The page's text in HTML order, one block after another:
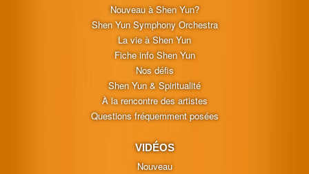
Nouveau à Shen Yun?
Shen Yun Symphony Orchestra
La vie à Shen Yun
Fiche info Shen Yun
Nos défis
Shen Yun & Spiritualité
À la rencontre des artistes
Questions fréquemment posées
VIDÉOS
Nouveau